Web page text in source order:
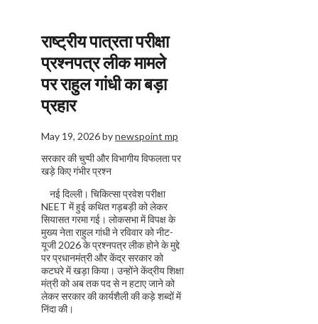
राष्ट्रीय पात्रता परीक्षा
प्रश्नपत्र लीक मामले
पर राहुल गांधी का बड़ा
प्रहार
May 19, 2026bynewspoint mp
सरकार की चुप्पी और विभागीय विफलता पर
खड़े किए गंभीर प्रश्न
नई दिल्ली। चिकित्सा प्रवेश परीक्षा
NEET में हुई कथित गड़बड़ी को लेकर
सियासत गरमा गई। लोकसभा में विपक्ष के
मुख्य नेता राहुल गांधी ने रविवार को नीट-
यूजी 2026 के प्रश्नपत्र लीक होने के मुद्दे
पर प्रधानमंत्री और केंद्र सरकार को
कटघरे में खड़ा किया। उन्होंने केंद्रीय शिक्षा
मंत्री को अब तक पद से न हटाए जाने को
लेकर सरकार की कार्यशैली की कड़े शब्दों में
निंदा की।